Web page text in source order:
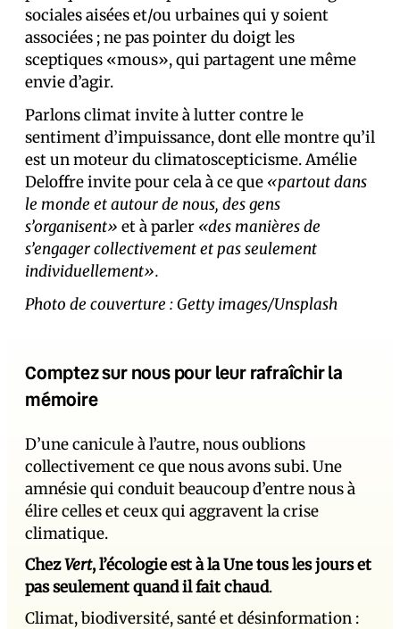
sociales aisées et/ou urbaines qui y soient
associées ; ne pas pointer du doigt les
sceptiques «mous», qui partagent une même
envie d’agir.
Parlons climat invite à lutter contre le
sentiment d’impuissance, dont elle montre qu’il
est un moteur du climatoscepticisme. Amélie
Deloffre invite pour cela à ce que «partout dans
le monde et autour de nous, des gens
s’organisent» et à parler «des manières de
s’engager collectivement et pas seulement
individuellement».
Photo de couverture : Getty images/Unsplash
Comptez sur nous pour leur rafraîchir la
mémoire
D’une canicule à l’autre, nous oublions
collectivement ce que nous avons subi. Une
amnésie qui conduit beaucoup d’entre nous à
élire celles et ceux qui aggravent la crise
climatique.
ChezVert, l’écologie est à la Une tous les jours et
pas seulement quand il fait chaud.
Climat, biodiversité, santé et désinformation :